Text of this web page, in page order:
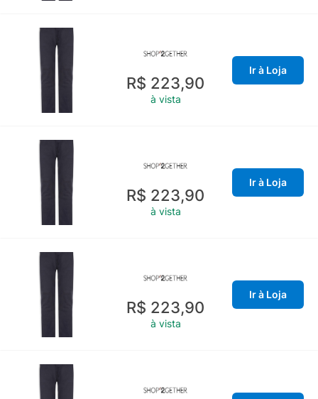
R$ 223,90
à vista
Ir à Loja
R$ 223,90
à vista
Ir à Loja
R$ 223,90
à vista
Ir à Loja